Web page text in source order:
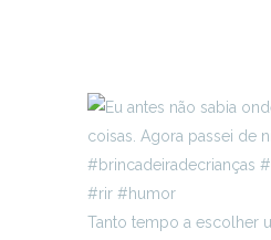
Tanto tempo a escolher